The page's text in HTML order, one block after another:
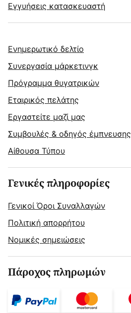
Εγγυήσεις κατασκευαστή
Ενημερωτικό δελτίο
Συνεργασία μάρκετινγκ
Πρόγραμμα θυγατρικών
Εταιρικός πελάτης
Εργαστείτε μαζί μας
Συμβουλές & οδηγός έμπνευσης
Αίθουσα Τύπου
Γενικές πληροφορίες
Γενικοί Όροι Συναλλαγών
Πολιτική απορρήτου
Νομικές σημειώσεις
Πάροχος πληρωμών